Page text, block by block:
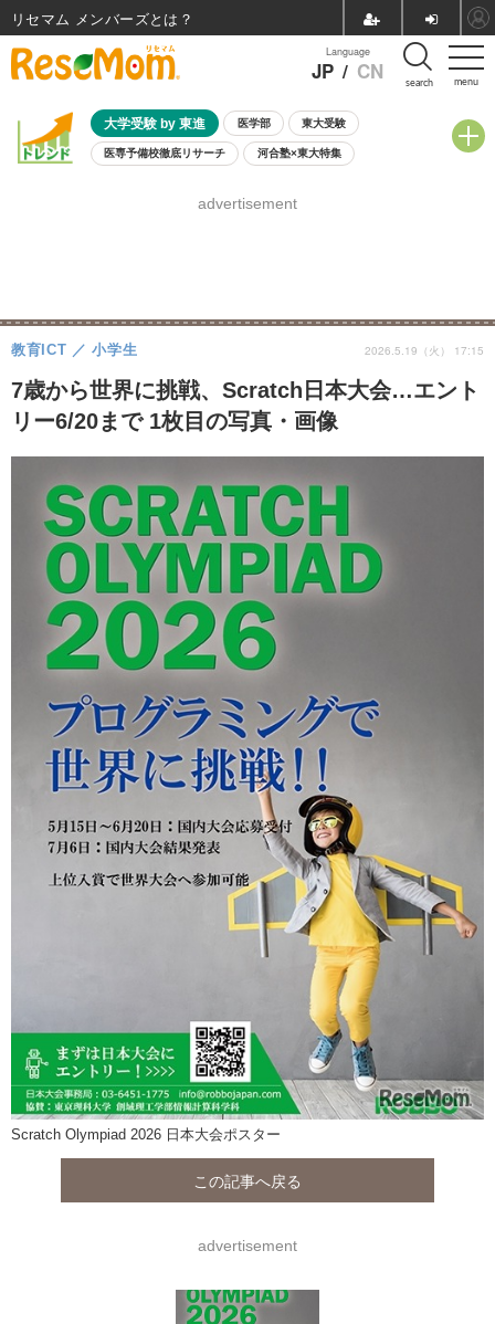
menu
Language
JP / CN search
大学受験 by 東進 医学部 東大受験
医専予備校徹底リサーチ 河合塾×東大特集
8月開催学校説明会・相談会
advertisement
7歳から世界に挑戦、Scratch日本大会…エント
リー6/20まで 1枚目の写真・画像
教育ICT 小学生 2026.5.19（火） 17:15
Scratch Olympiad 2026 日本大会ポスター
この記事へ戻る
advertisement
リセマム メンバーズ